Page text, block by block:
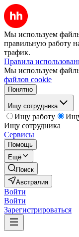
Мы используем
правильную работу
трафик.
Правила
Мы используем
файлов cookie
Понятно
Ищу сотрудника
Ищу работу
Ищу сотрудника
Сервисы
Помощь
Ещё
Поиск
Австралия
Войти
Войти
Зарегистрироваться